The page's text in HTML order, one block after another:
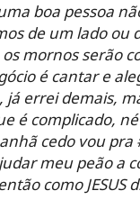
boa pessoa
de um lado ou
mornos serão
é cantar e
já errei demais,
complicado,
cedo vou pra
meu peão a
como JESUS